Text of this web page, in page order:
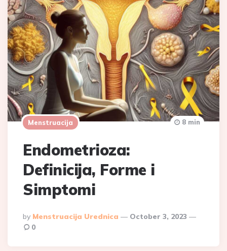
Menstruacija
Endometrioza:
Definicija, Forme i
Simptomi
Posted
By
By Menstruacija Urednica October 3, 2023
8 min
0